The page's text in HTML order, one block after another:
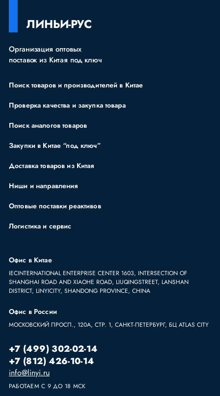
ЛИНЬИ-РУС
Организация оптовых
поставок из Китая под ключ
Поиск товаров и производителей в Китае
Проверка качества и закупка товара
Поиск аналогов товаров
Закупки в Китае “под ключ”
Доставка товаров из Китая
Ниши и направления
Оптовые поставки реактивов
Логистика и сервис
Офис в Китае
IECINTERNATIONAL ENTERPRISE CENTER 1603, INTERSECTION OF
SHANGHAI ROAD AND XIAOHE ROAD, LIUQINGSTREET, LANSHAN
DISTRICT, LINYICITY, SHANDONG PROVINCE, CHINA
Офис в России
МОСКОВСКИЙ ПРОСП., 120А, СТР. 1, САНКТ-ПЕТЕРБУРГ, БЦ ATLAS CITY
+7 (499) 302-02-14
+7 (812) 426-10-14
info@linyi.ru
РАБОТАЕМ С 9 ДО 18 МСК